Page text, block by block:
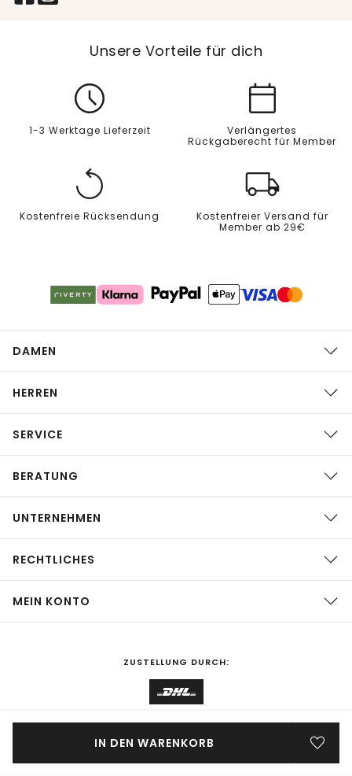
IN DEN WARENKORB
Unsere Vorteile für dich
1-3 Werktage Lieferzeit
Verlängertes
Rückgaberecht für Member
Kostenfreie Rücksendung
Kostenfreier Versand für
Member ab 29€
DAMEN
HERREN
SERVICE
BERATUNG
UNTERNEHMEN
RECHTLICHES
MEIN KONTO
ZUSTELLUNG DURCH:
EINKAUFEN IN Deutschland